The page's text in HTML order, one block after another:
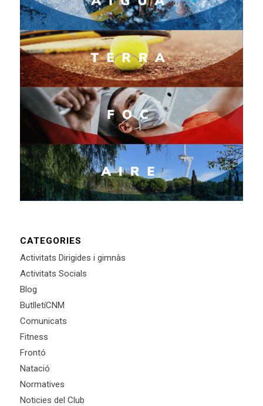
CATEGORIES
Activitats Dirigides i gimnàs
Activitats Socials
Blog
ButlletíCNM
Comunicats
Fitness
Frontó
Natació
Normatives
Noticies del Club